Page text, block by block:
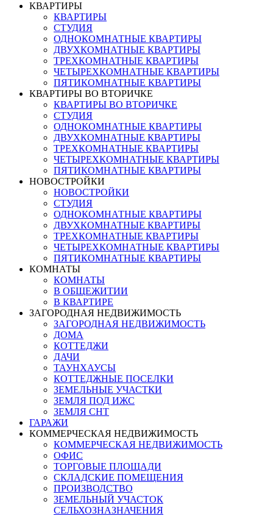
КВАРТИРЫ
КВАРТИРЫ
СТУДИЯ
ОДНОКОМНАТНЫЕ КВАРТИРЫ
ДВУХКОМНАТНЫЕ КВАРТИРЫ
ТРЕХКОМНАТНЫЕ КВАРТИРЫ
ЧЕТЫРЕХКОМНАТНЫЕ КВАРТИРЫ
ПЯТИКОМНАТНЫЕ КВАРТИРЫ
КВАРТИРЫ ВО ВТОРИЧКЕ
КВАРТИРЫ ВО ВТОРИЧКЕ
СТУДИЯ
ОДНОКОМНАТНЫЕ КВАРТИРЫ
ДВУХКОМНАТНЫЕ КВАРТИРЫ
ТРЕХКОМНАТНЫЕ КВАРТИРЫ
ЧЕТЫРЕХКОМНАТНЫЕ КВАРТИРЫ
ПЯТИКОМНАТНЫЕ КВАРТИРЫ
НОВОСТРОЙКИ
НОВОСТРОЙКИ
СТУДИЯ
ОДНОКОМНАТНЫЕ КВАРТИРЫ
ДВУХКОМНАТНЫЕ КВАРТИРЫ
ТРЕХКОМНАТНЫЕ КВАРТИРЫ
ЧЕТЫРЕХКОМНАТНЫЕ КВАРТИРЫ
ПЯТИКОМНАТНЫЕ КВАРТИРЫ
КОМНАТЫ
КОМНАТЫ
В ОБЩЕЖИТИИ
В КВАРТИРЕ
ЗАГОРОДНАЯ НЕДВИЖИМОСТЬ
ЗАГОРОДНАЯ НЕДВИЖИМОСТЬ
ДОМА
КОТТЕДЖИ
ДАЧИ
ТАУНХАУСЫ
КОТТЕДЖНЫЕ ПОСЕЛКИ
ЗЕМЕЛЬНЫЕ УЧАСТКИ
ЗЕМЛЯ ПОД ИЖС
ЗЕМЛЯ СНТ
ГАРАЖИ
КОММЕРЧЕСКАЯ НЕДВИЖИМОСТЬ
КОММЕРЧЕСКАЯ НЕДВИЖИМОСТЬ
ОФИС
ТОРГОВЫЕ ПЛОЩАДИ
СКЛАДСКИЕ ПОМЕЩЕНИЯ
ПРОИЗВОДСТВО
ЗЕМЕЛЬНЫЙ УЧАСТОК
СЕЛЬХОЗНАЗНАЧЕНИЯ